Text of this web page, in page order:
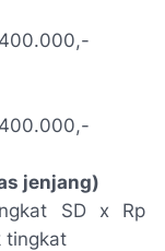
jenjang)
SD x Rp
tingkat